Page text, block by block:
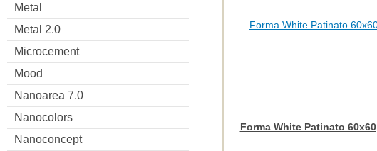
Metal
Metal 2.0
Microcement
Mood
Nanoarea 7.0
Nanocolors
Nanoconcept
Forma White Patinato 60x60